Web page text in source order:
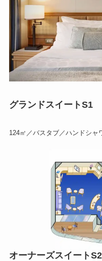
グランドスイートS1
124㎡／バスタブ／ハンドシャ
オーナーズスイートS2